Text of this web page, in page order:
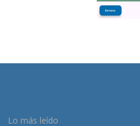
Lo más leído